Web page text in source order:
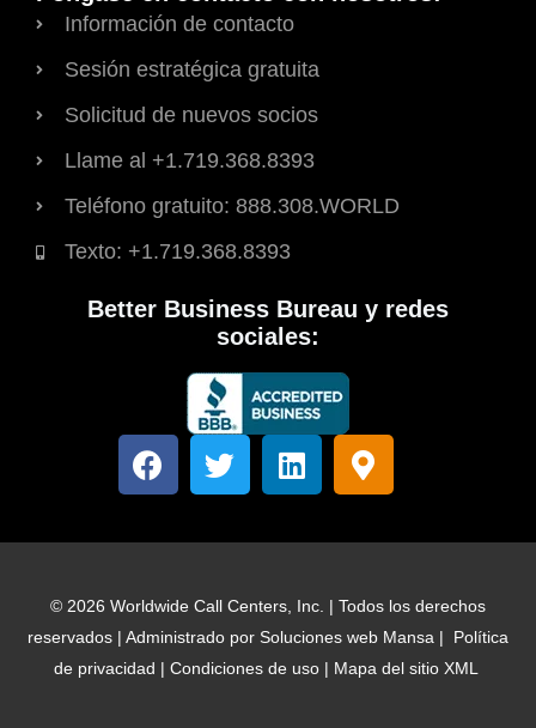
Información de contacto
Sesión estratégica gratuita
Solicitud de nuevos socios
Llame al +1.719.368.8393
Teléfono gratuito: 888.308.WORLD
Texto: +1.719.368.8393
Better Business Bureau y redes
sociales:
F
a
e
o
o
k
T
w
t
e
r
L
i
k
d
i
n
M
a
a
m
a
r
© 2026 Worldwide Call Centers, Inc. | Todos los derechos
reservados | Administrado por Soluciones web Mansa |
Política
de privacidad | Condiciones de uso| Mapa del sitio XML